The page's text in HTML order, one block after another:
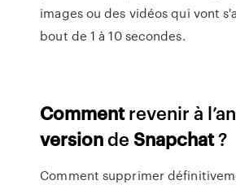
images ou des vidéos qui vont
bout de 1 à 10 secondes.
Commentrevenir à
versiondeSnapchat?
Comment supprimer